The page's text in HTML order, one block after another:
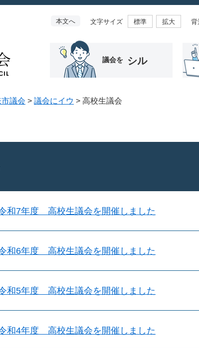
本文へ 文字サイズ 標準 拡大 背
議会を シル
議会 > 議会にイウ > 高校生議会
和7年度 高校生議会を開催しました
和6年度 高校生議会を開催しました
和5年度 高校生議会を開催しました
和4年度 高校生議会を開催しました